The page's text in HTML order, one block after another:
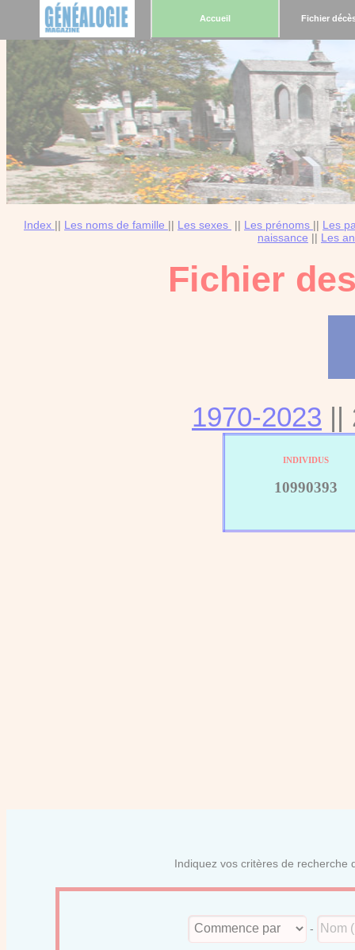
Accueil Fichier
Index || Les noms de famille || Les sexes || Les prénoms || Les
naissance || Les
Fichier
1970-2023 ||
INDIVIDUS
10990393
Indiquez vos critères de recherche
-